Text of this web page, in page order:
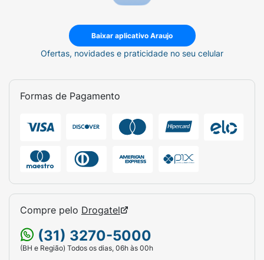
Baixar aplicativo Araujo
Ofertas, novidades e praticidade no seu celular
Formas de Pagamento
Compre pelo Drogatel
(31) 3270-5000
(BH e Região) Todos os dias, 06h às 00h